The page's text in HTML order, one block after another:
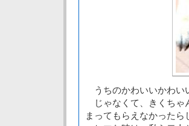
うちのかわいいかわい
じゃなくて、きくちゃ
まってもらえなかったら